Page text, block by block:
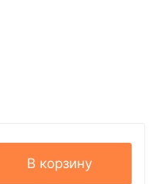
В корзину